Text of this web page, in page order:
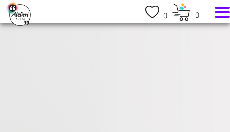
0 0